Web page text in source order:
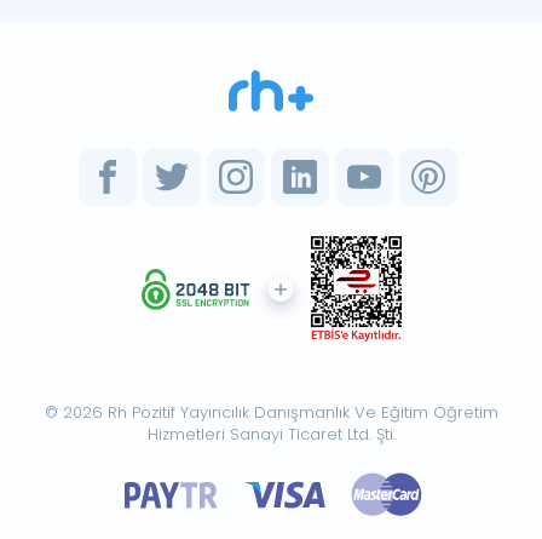
© 2026 Rh Pozitif Yayıncılık Danışmanlık Ve Eğitim Öğretim
Hizmetleri Sanayi Ticaret Ltd. Şti.